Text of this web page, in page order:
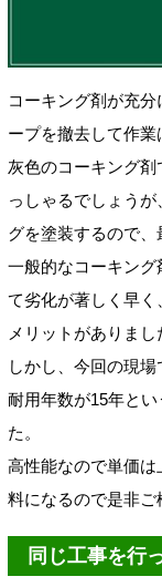
コーキング剤が充
ープを撤去して作業
灰色のコーキング
っしゃるでしょう
グを塗装するので、
一般的なコーキン
て劣化が著しく早
メリットがありまし
しかし、今回の現場
耐用年数が15年と
た。
高性能なので単価
料になるので是非ご
同じ工事を行